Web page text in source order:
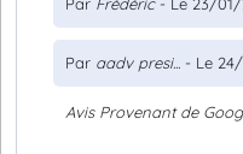
Par aadv presi... - Le
Avis Provenant de